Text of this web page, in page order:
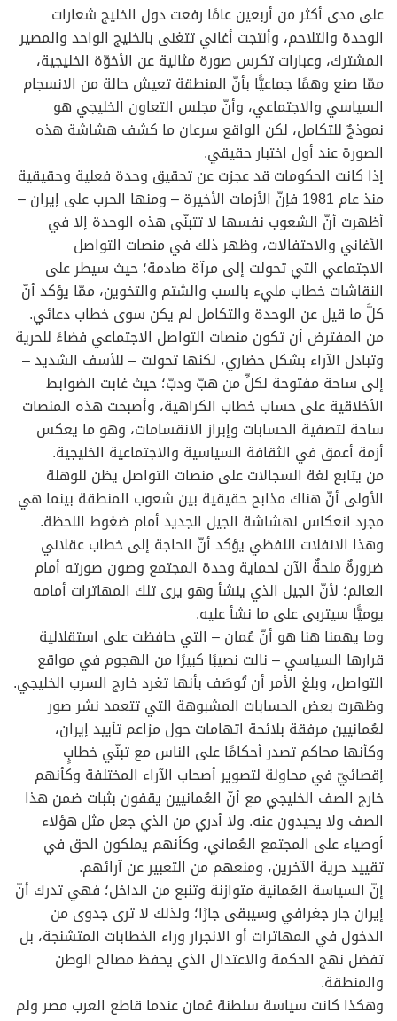
على مدى أكثر من أربعين عامًا رفعت دول الخليج شعارات
الوحدة والتلاحم، وأنتجت أغاني تتغنى بالخليج الواحد والمصير
المشترك، وعبارات تكرس صورة مثالية عن الأخوّة الخليجية،
ممّا صنع وهمًا جماعيًّا بأنّ المنطقة تعيش حالة من الانسجام
السياسي والاجتماعي، وأنّ مجلس التعاون الخليجي هو
نموذجٌ للتكامل، لكن الواقع سرعان ما كشف هشاشة هذه
الصورة عند أول اختبار حقيقي.
إذا كانت الحكومات قد عجزت عن تحقيق وحدة فعلية وحقيقية
منذ عام 1981 فإنّ الأزمات الأخيرة – ومنها الحرب على إيران –
أظهرت أنّ الشعوب نفسها لا تتبنّى هذه الوحدة إلا في
الأغاني والاحتفالات، وظهر ذلك في منصات التواصل
الاجتماعي التي تحولت إلى مرآة صادمة؛ حيث سيطر على
النقاشات خطاب مليء بالسب والشتم والتخوين، ممّا يؤكد أنّ
كلَّ ما قيل عن الوحدة والتكامل لم يكن سوى خطاب دعائي.
من المفترض أن تكون منصات التواصل الاجتماعي فضاءً للحرية
وتبادل الآراء بشكل حضاري، لكنها تحولت – للأسف الشديد –
إلى ساحة مفتوحة لكلِّ من هبّ ودبّ؛ حيث غابت الضوابط
الأخلاقية على حساب خطاب الكراهية، وأصبحت هذه المنصات
ساحة لتصفية الحسابات وإبراز الانقسامات، وهو ما يعكس
أزمة أعمق في الثقافة السياسية والاجتماعية الخليجية.
من يتابع لغة السجالات على منصات التواصل يظن للوهلة
الأولى أنّ هناك مذابح حقيقية بين شعوب المنطقة بينما هي
مجرد انعكاس لهشاشة الجيل الجديد أمام ضغوط اللحظة.
وهذا الانفلات اللفظي يؤكد أنّ الحاجة إلى خطاب عقلاني
ضرورةٌ ملحةٌ الآن لحماية وحدة المجتمع وصون صورته أمام
العالم؛ لأنّ الجيل الذي ينشأ وهو يرى تلك المهاترات أمامه
يوميًّا سيتربى على ما نشأ عليه.
وما يهمنا هنا هو أنّ عُمان – التي حافظت على استقلالية
قرارها السياسي – نالت نصيبًا كبيرًا من الهجوم في مواقع
التواصل، وبلغ الأمر أن تُوصَف بأنها تغرد خارج السرب الخليجي.
وظهرت بعض الحسابات المشبوهة التي تتعمد نشر صور
لعُمانيين مرفقة بلائحة اتهامات حول مزاعم تأييد إيران،
وكأنها محاكم تصدر أحكامًا على الناس مع تبنّي خطابٍ
إقصائيّ في محاولة لتصوير أصحاب الآراء المختلفة وكأنهم
خارج الصف الخليجي مع أنّ العُمانيين يقفون بثبات ضمن هذا
الصف ولا يحيدون عنه. ولا أدري من الذي جعل مثل هؤلاء
أوصياء على المجتمع العُماني، وكأنهم يملكون الحق في
تقييد حرية الآخرين، ومنعهم من التعبير عن آرائهم.
إنّ السياسة العُمانية متوازنة وتنبع من الداخل؛ فهي تدرك أنّ
إيران جار جغرافي وسيبقى جارًا؛ ولذلك لا ترى جدوى من
الدخول في المهاترات أو الانجرار وراء الخطابات المتشنجة، بل
تفضل نهج الحكمة والاعتدال الذي يحفظ مصالح الوطن
والمنطقة.
وهكذا كانت سياسة سلطنة عُمان عندما قاطع العرب مصر ولم